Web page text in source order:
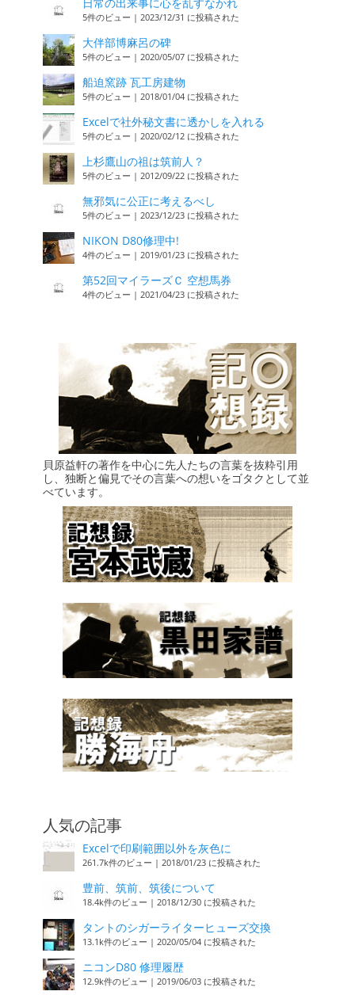
5件のビュー | 2023/12/31 に投稿された
大伴部博麻呂の碑
5件のビュー | 2020/05/07 に投稿された
船迫窯跡 瓦工房建物
5件のビュー | 2018/01/04 に投稿された
Excelで社外秘文書に透かしを入れる
5件のビュー | 2020/02/12 に投稿された
上杉鷹山の祖は筑前人？
5件のビュー | 2012/09/22 に投稿された
無邪気に公正に考えるべし
5件のビュー | 2023/12/23 に投稿された
NIKON D80修理中!
4件のビュー | 2019/01/23 に投稿された
第52回マイラーズＣ 空想馬券
4件のビュー | 2021/04/23 に投稿された
貝原益軒の著作を中心に先人たちの言葉を抜粋引用
し、独断と偏見でその言葉への想いをゴタクとして並
べています。
人気の記事
Excelで印刷範囲以外を灰色に
261.7k件のビュー | 2018/01/23 に投稿された
豊前、筑前、筑後について
18.4k件のビュー | 2018/12/30 に投稿された
タントのシガーライターヒューズ交換
13.1k件のビュー | 2020/05/04 に投稿された
ニコンD80 修理履歴
12.9k件のビュー | 2019/06/03 に投稿された